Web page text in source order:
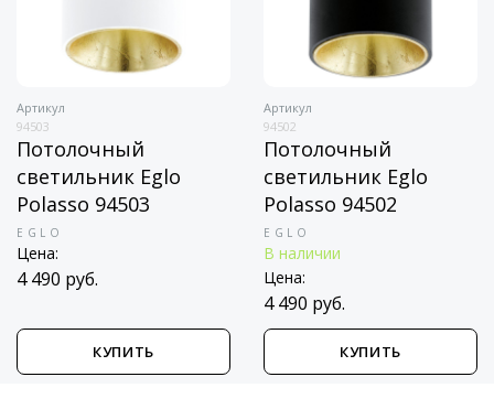
Артикул
94503
Потолочный
светильник Eglo
Polasso 94503
EGLO
Цена:
4 490 руб.
КУПИТЬ
Артикул
94502
Потолочный
светильник Eglo
Polasso 94502
EGLO
В наличии
Цена:
4 490 руб.
КУПИТЬ